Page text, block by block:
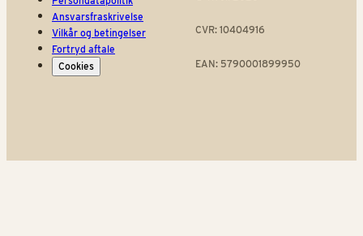
Ansvarsfraskrivelse
Vilkår og betingelser
Fortryd aftale
Cookies
CVR: 10404916
EAN: 5790001899950